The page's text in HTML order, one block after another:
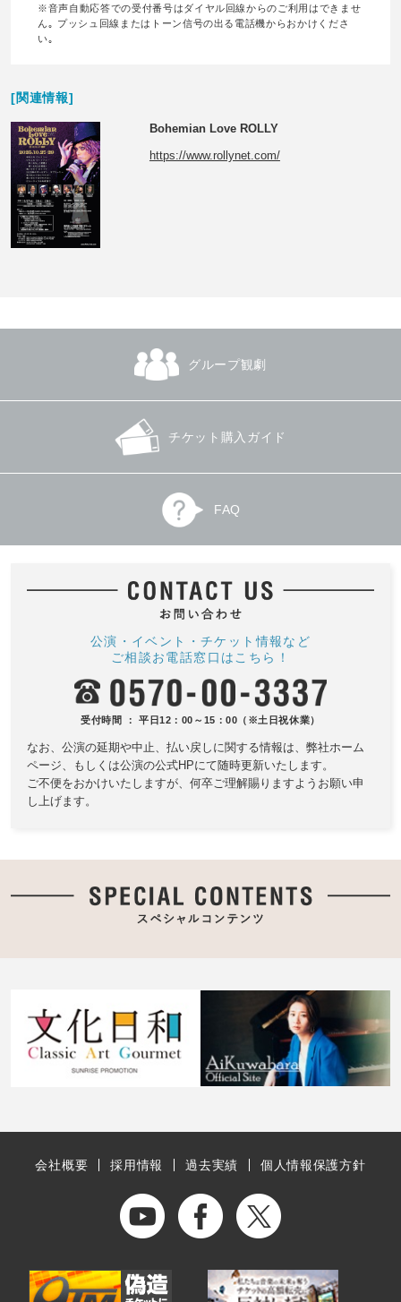
※音声自動応答での受付番号はダイヤル回線からのご利用はできませ
ん｡ プッシュ回線またはトーン信号の出る電話機からおかけくださ
い｡
[関連情報]
Bohemian Love ROLLY
https://www.rollynet.com/
グループ観劇
チケット購入ガイド
FAQ
公演・イベント・チケット情報など
ご相談お電話窓口はこちら！
受付時間 ： 平日12：00～15：00（※土日祝休業）
なお、公演の延期や中止、払い戻しに関する情報は、 弊社ホーム
ページ、もしくは公演の公式HPにて随時更新いたします。
ご不便をおかけいたしますが、何卒ご理解賜りますようお願い申
し上げます。
会社概要 採用情報 過去実績 個人情報保護方針